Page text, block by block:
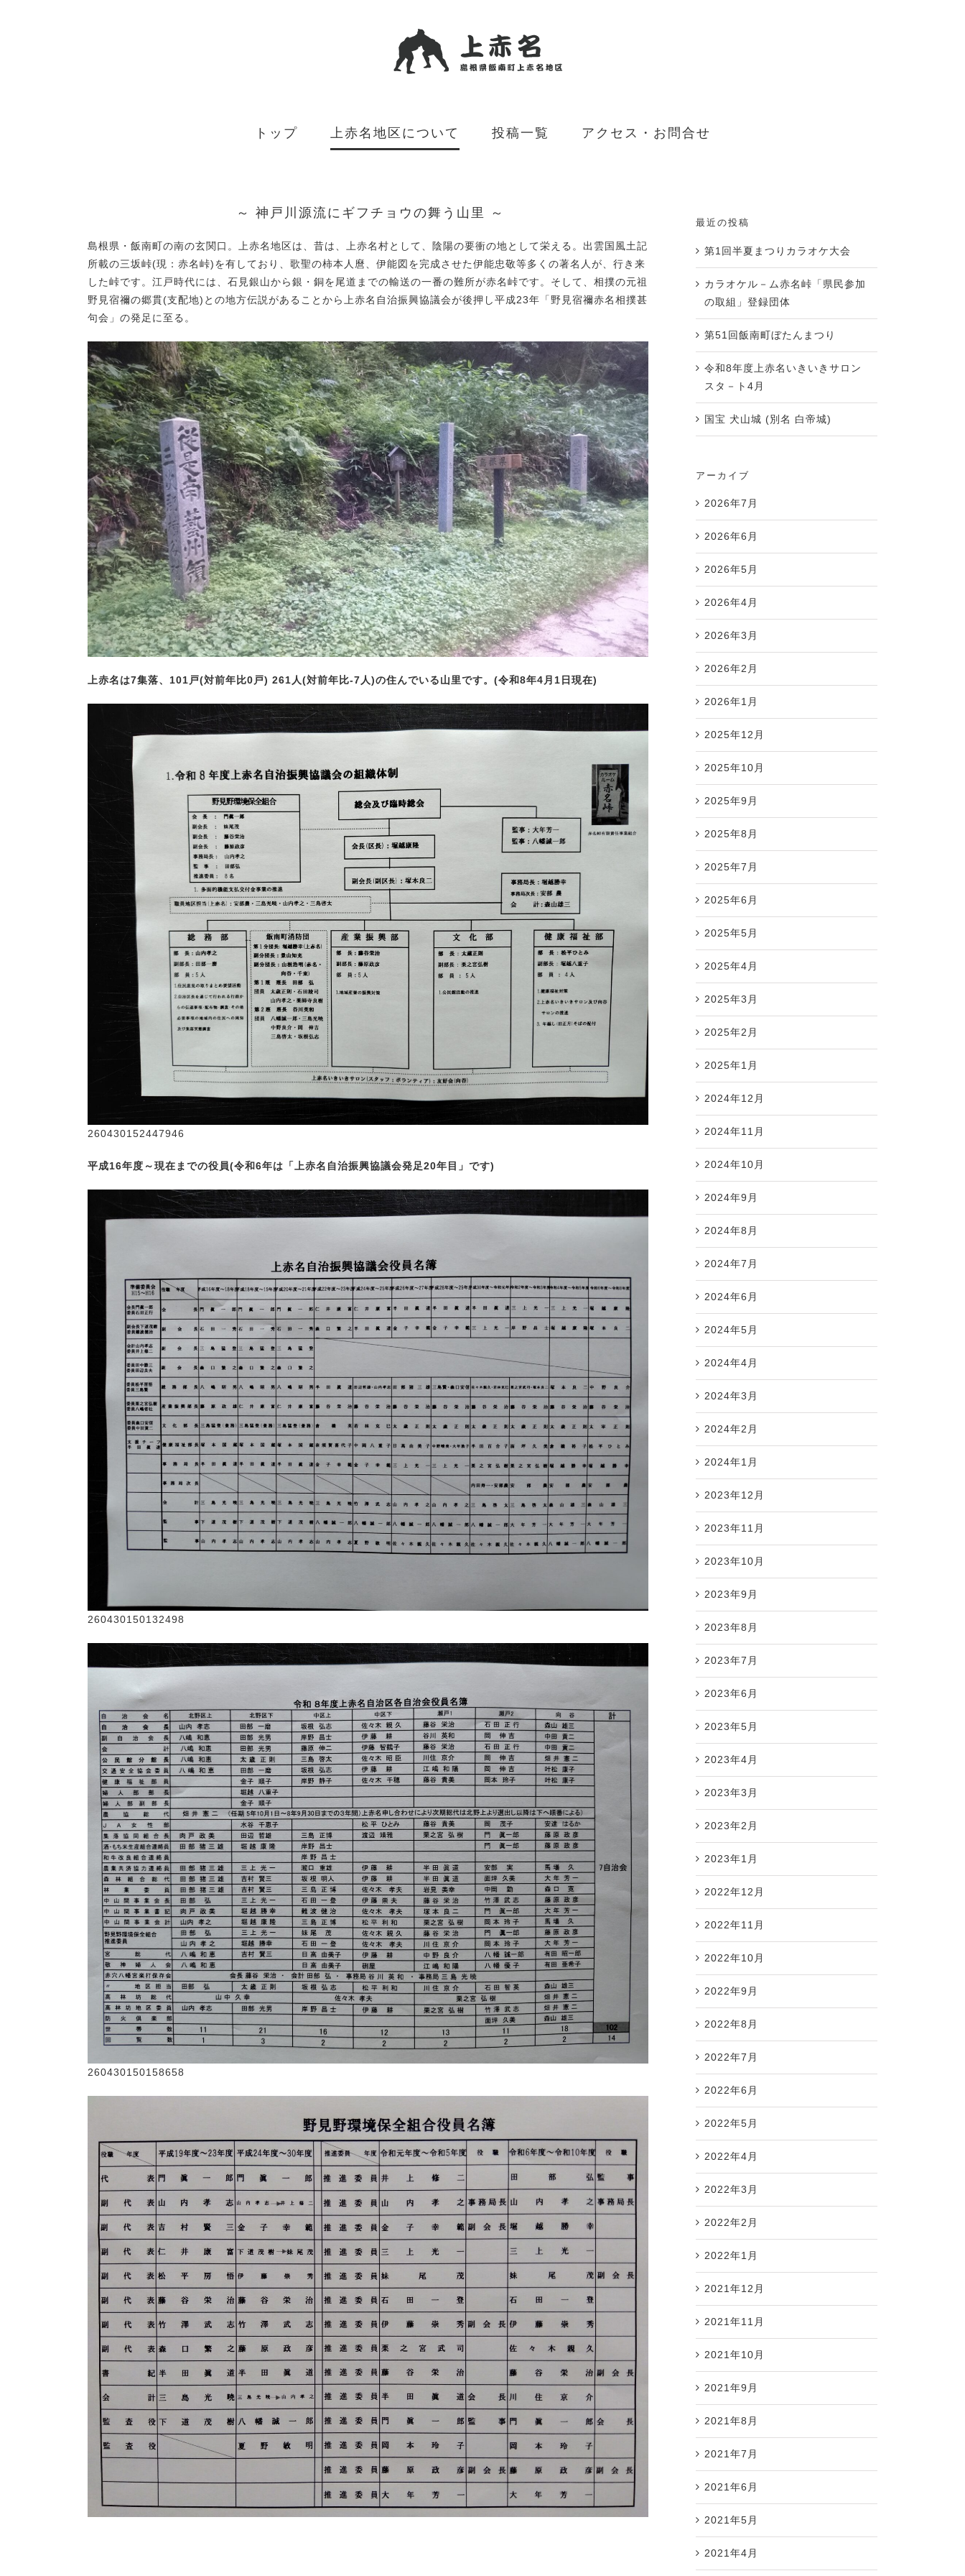
トップ 上赤名地区について 投稿一覧 アクセス・お問合せ
～ 神戸川源流にギフチョウの舞う山里 ～
島根県・飯南町の南の玄関口。上赤名地区は、昔は、上赤名村として、陰陽の要衝の地として栄える。出雲国風土記
所載の三坂峠(現：赤名峠)を有しており、歌聖の柿本人麿、伊能図を完成させた伊能忠敬等多くの著名人が、行き来
した峠です。江戸時代には、石見銀山から銀・銅を尾道までの輸送の一番の難所が赤名峠です。そして、相撲の元祖
野見宿禰の郷貫(支配地)との地方伝説があることから上赤名自治振興協議会が後押し平成23年「野見宿禰赤名相撲甚
句会」の発足に至る。
上赤名は7集落、101戸(対前年比0戸) 261人(対前年比-7人)の住んでいる山里です。(令和8年4月1日現在)
260430152447946
平成16年度～現在までの役員(令和6年は「上赤名自治振興協議会発足20年目」です)
260430150132498
260430150158658
最近の投稿
第1回半夏まつりカラオケ大会
カラオケル－ム赤名峠「県民参加
の取組」登録団体
第51回飯南町ぼたんまつり
令和8年度上赤名いきいきサロン
スタ－ト4月
国宝 犬山城 (別名 白帝城)
アーカイブ
2026年7月
2026年6月
2026年5月
2026年4月
2026年3月
2026年2月
2026年1月
2025年12月
2025年10月
2025年9月
2025年8月
2025年7月
2025年6月
2025年5月
2025年4月
2025年3月
2025年2月
2025年1月
2024年12月
2024年11月
2024年10月
2024年9月
2024年8月
2024年7月
2024年6月
2024年5月
2024年4月
2024年3月
2024年2月
2024年1月
2023年12月
2023年11月
2023年10月
2023年9月
2023年8月
2023年7月
2023年6月
2023年5月
2023年4月
2023年3月
2023年2月
2023年1月
2022年12月
2022年11月
2022年10月
2022年9月
2022年8月
2022年7月
2022年6月
2022年5月
2022年4月
2022年3月
2022年2月
2022年1月
2021年12月
2021年11月
2021年10月
2021年9月
2021年8月
2021年7月
2021年6月
2021年5月
2021年4月